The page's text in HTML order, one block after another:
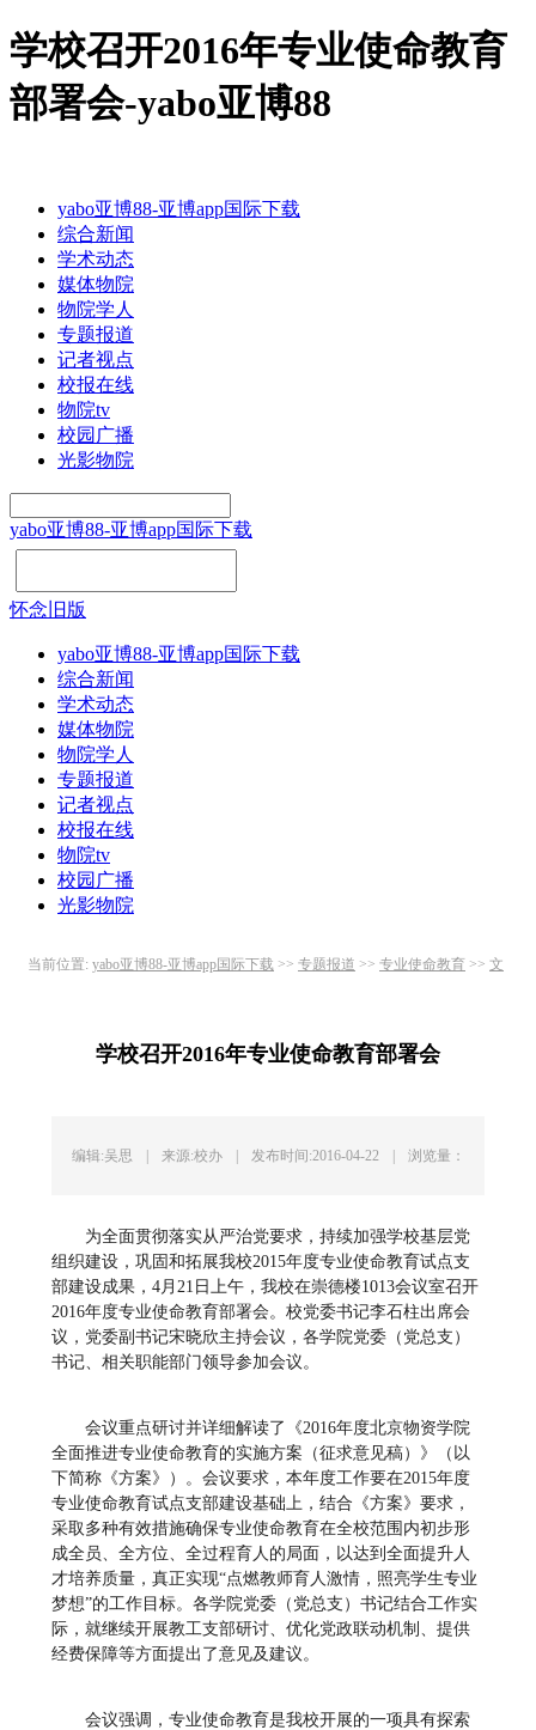
学校召开2016年专业使命教育
部署会-yabo亚博88
yabo亚博88-亚博app国际下载
综合新闻
学术动态
媒体物院
物院学人
专题报道
记者视点
校报在线
物院tv
校园广播
光影物院
yabo亚博88-亚博app国际下载
怀念旧版
yabo亚博88-亚博app国际下载
综合新闻
学术动态
媒体物院
物院学人
专题报道
记者视点
校报在线
物院tv
校园广播
光影物院
当前位置: yabo亚博88-亚博app国际下载 >> 专题报道 >> 专业使命教育 >> 文
学校召开2016年专业使命教育部署会
编辑:吴思 | 来源:校办 | 发布时间:2016-04-22 | 浏览量：
为全面贯彻落实从严治党要求，持续加强学校基层党
组织建设，巩固和拓展我校2015年度专业使命教育试点支
部建设成果，4月21日上午，我校在崇德楼1013会议室召开
2016年度专业使命教育部署会。校党委书记李石柱出席会
议，党委副书记宋晓欣主持会议，各学院党委（党总支）
书记、相关职能部门领导参加会议。
会议重点研讨并详细解读了《2016年度北京物资学院
全面推进专业使命教育的实施方案（征求意见稿）》（以
下简称《方案》）。会议要求，本年度工作要在2015年度
专业使命教育试点支部建设基础上，结合《方案》要求，
采取多种有效措施确保专业使命教育在全校范围内初步形
成全员、全方位、全过程育人的局面，以达到全面提升人
才培养质量，真正实现“点燃教师育人激情，照亮学生专业
梦想”的工作目标。各学院党委（党总支）书记结合工作实
际，就继续开展教工支部研讨、优化党政联动机制、提供
经费保障等方面提出了意见及建议。
会议强调，专业使命教育是我校开展的一项具有探索